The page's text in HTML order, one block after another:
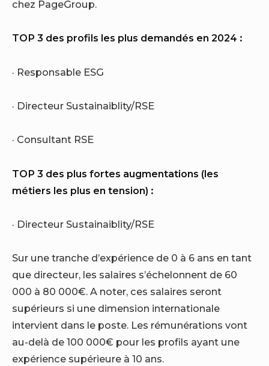
chez PageGroup.
TOP 3 des profils les plus demandés en 2024 :
· Responsable ESG
· Directeur Sustainaiblity/RSE
· Consultant RSE
TOP 3 des plus fortes augmentations (les
métiers les plus en tension) :
· Directeur Sustainaiblity/RSE
Sur une tranche d’expérience de 0 à 6 ans en tant
que directeur, les salaires s’échelonnent de 60
000 à 80 000€. A noter, ces salaires seront
supérieurs si une dimension internationale
intervient dans le poste. Les rémunérations vont
au-delà de 100 000€ pour les profils ayant une
expérience supérieure à 10 ans.